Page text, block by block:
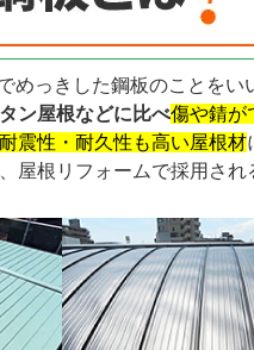
めっきした鋼板のことをい
タン屋根などに比べ傷や錆が
震性・耐久性も高い屋根材
屋根リフォームで採用され